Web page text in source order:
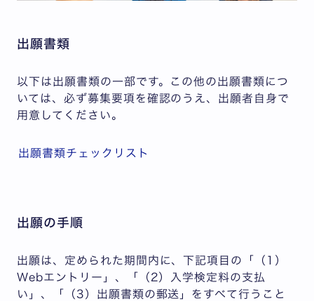
出願書類
以下は出願書類の一部です。この他の出願書類につ
いては、必ず募集要項を確認のうえ、出願者自身で
用意してください。
出願書類チェックリスト
出願の手順
出願は、定められた期間内に、下記項目の「（1）
Webエントリー」、「（2）入学検定料の支払
い」、「（3）出願書類の郵送」をすべて行うこと